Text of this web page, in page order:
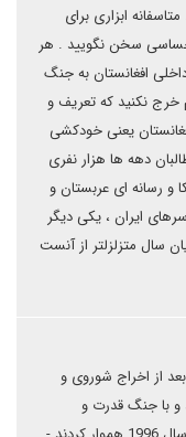
ابزاری برای
احساسی سخن نگویید . هر
افغانستان به جنگ
خرج نکنید که تعریف و
یعنی خودکشی
دهه ها هزار نفری
و رسانه ای عربستان و
ایران ، یکی دیگر
سال متزلزلتر از آنست
از اخراج شوروی و
با جنگ قدرت و